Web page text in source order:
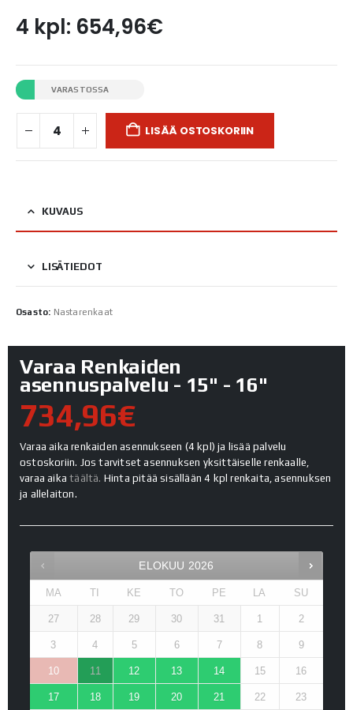
4 kpl: 654,96€
VARASTOSSA
LISÄÄ OSTOSKORIIN
KUVAUS
LISÄTIEDOT
Osasto: Nastarenkaat
Varaa Renkaiden
asennuspalvelu - 15" - 16"
734,96€
Varaa aika renkaiden asennukseen (4 kpl) ja lisää palvelu
ostoskoriin. Jos tarvitset asennuksen yksittäiselle renkaalle,
varaa aikatäältä. Hinta pitää sisällään 4 kpl renkaita, asennuksen
ja allelaiton.
ELOKUU 2026
MA TI KE TO PE LA SU
27 28 29 30 31 1 2
3 4 5 6 7 8 9
10 11 12 13 14 15 16
17 18 19 20 21 22 23